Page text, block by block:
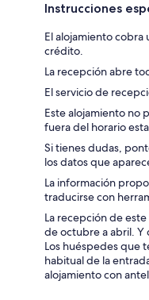
Instrucciones
El alojamiento cobra
crédito.
La recepción abre
El servicio de
Este alojamiento no
fuera del horario
Si tienes dudas,
los datos que
La información
traducirse con
La recepción de
de octubre a abril. Y
Los huéspedes que
habitual de la
alojamiento con